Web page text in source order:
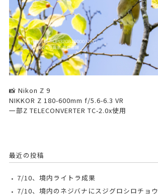
📸 Nikon ℤ 9
NIKKOR Z 180-600mm f/5.6-6.3 VR
一部Z TELECONVERTER TC-2.0x使用
最近の投稿
7/10、境内ライトラ成果
7/10、境内のネジバナにスジグロシロチョウ